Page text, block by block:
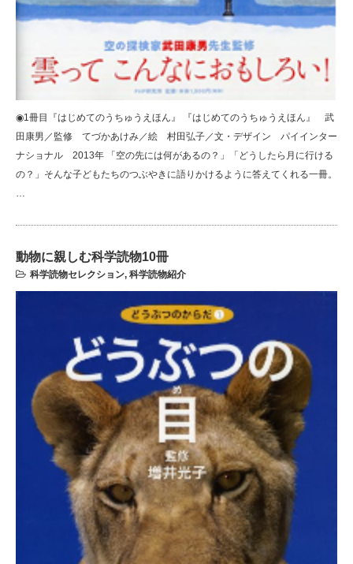
◉1冊目『はじめてのうちゅうえほん』 『はじめてのうちゅうえほん』 武
田康男／監修 てづかあけみ／絵 村田弘子／文・デザイン パイインター
ナショナル 2013年 「空の先には何があるの？」「どうしたら月に行ける
の？」そんな子どもたちのつぶやきに語りかけるように答えてくれる一冊。
動物に親しむ科学読物10冊
科学読物セレクション, 科学読物紹介